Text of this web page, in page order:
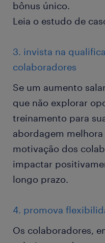
bônus único.
Leia o estudo de
3. invista na
colaboradores
Se um aumento
que não explorar
treinamento para
abordagem
motivação dos
impactar
longo prazo.
4. promova
Os colaboradores,